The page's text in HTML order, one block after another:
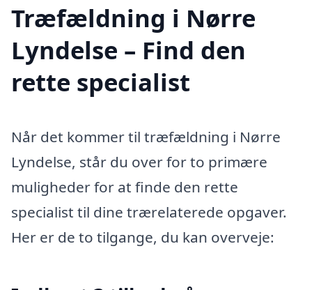
Træfældning i Nørre
Lyndelse – Find den
rette specialist
Når det kommer til træfældning i Nørre
Lyndelse, står du over for to primære
muligheder for at finde den rette
specialist til dine trærelaterede opgaver.
Her er de to tilgange, du kan overveje: